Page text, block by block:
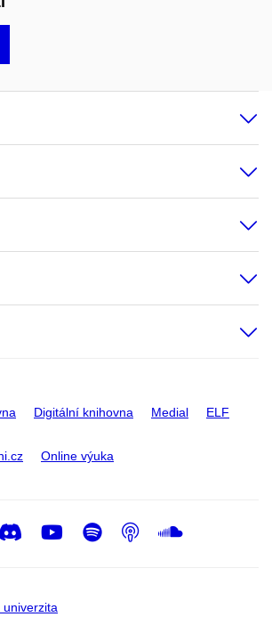
Digitální knihovna Medial ELF
Online výuka
univerzita
DiscordYoutube
Spotify
Podcast